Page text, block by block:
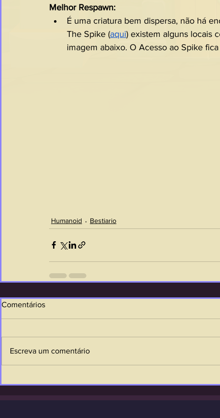
Melhor Respawn:
É uma criatura bem dispersa, não há
The Spike (aqui) existem alguns locais
imagem abaixo. O Acesso ao Spike
Humanoid Bestiario
Comentários
Escreva um comentário